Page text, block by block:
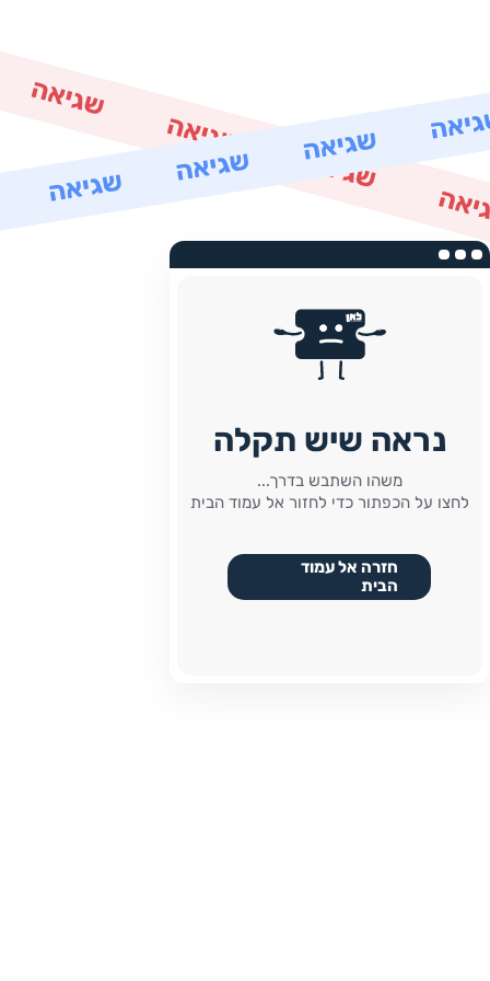
נראה שיש תקלה
משהו השתבש בדרך...
לחצו על הכפתור כדי לחזור אל עמוד הבית
חזרה אל עמוד
הבית